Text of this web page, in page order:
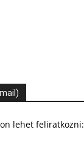
lehet feliratkozni: